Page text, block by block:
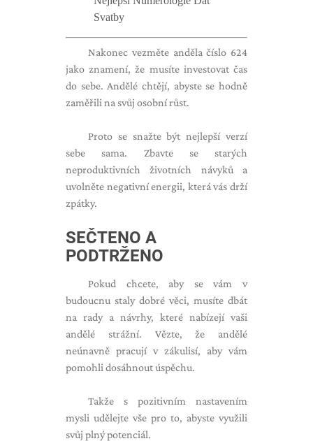
Svatby
Nakonec vezměte anděla číslo 624
jako znamení, že musíte investovat čas
do sebe. Andělé chtějí, abyste se hodně
zaměřili na svůj osobní růst.
Proto se snažte být nejlepší verzí
sebe sama. Zbavte se starých
neproduktivních životních návyků a
uvolněte negativní energii, která vás drží
zpátky.
SEČTENO A
PODTRŽENO
Pokud chcete, aby se vám v
budoucnu staly dobré věci, musíte dbát
na rady a návrhy, které nabízejí vaši
andělé strážní. Vězte, že andělé
neúnavně pracují v zákulisí, aby vám
pomohli dosáhnout úspěchu.
Takže s pozitivním nastavením
mysli udělejte vše pro to, abyste využili
svůj plný potenciál.